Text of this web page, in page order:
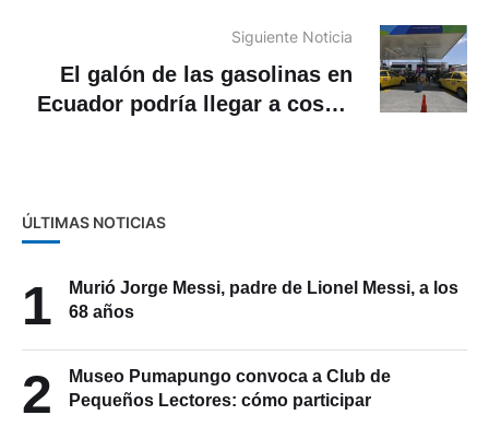
Siguiente Noticia
El galón de las gasolinas en
Ecuador podría llegar a costar
ÚLTIMAS NOTICIAS
1
Murió Jorge Messi, padre de Lionel Messi, a los
68 años
2
Museo Pumapungo convoca a Club de
Pequeños Lectores: cómo participar